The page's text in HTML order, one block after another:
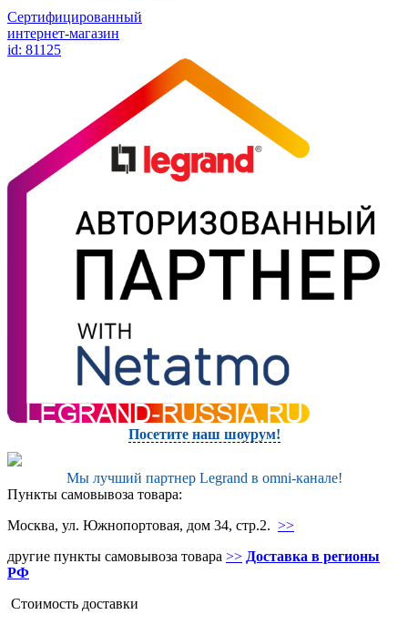
Сертифицированный
интернет-магазин
id: 81125
Посетите наш шоурум!
Мы лучший партнер Legrand в omni-канале!
Пункты самовывоза товара:
Москва, ул. Южнопортовая, дом 34, стр.2. >>
другие пункты самовывоза товара >> Доставка в регионы
РФ
Стоимость доставки